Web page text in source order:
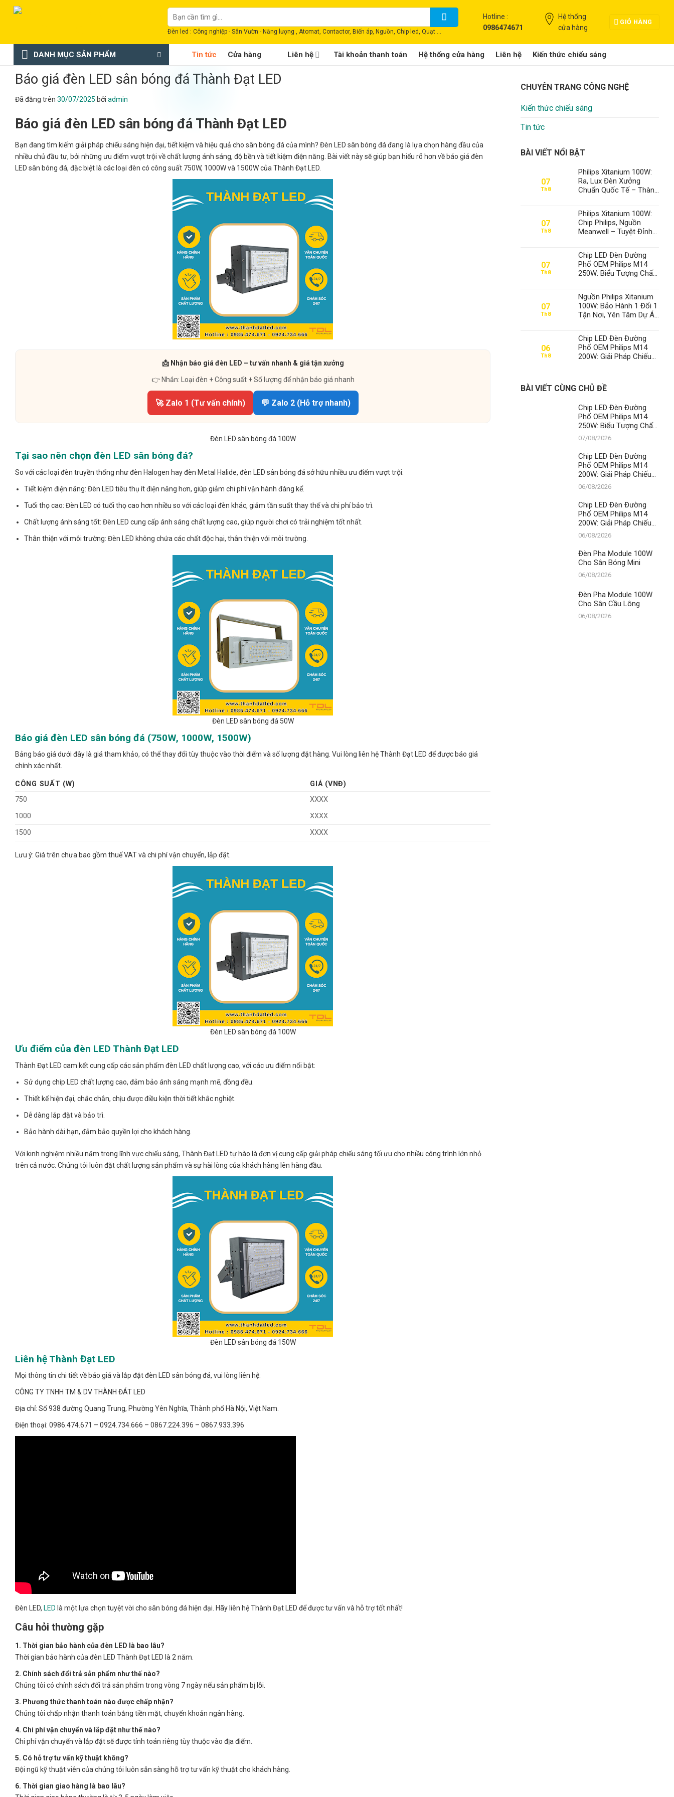
Chuyển
dung
Tìm
kiếm:
Đèn led : Công nghiệp - Sân Vườn - Năng lượng , Atomat, Contactor, Biến áp, Nguồn, Chip led, Quạt ...
Hotline :
0986474671
Hệ thống
cửa hàng
GIỎ HÀNG
DANH MỤC SẢN PHẨM Tin tức Cửa hàng Liên hệ Tài khoản thanh toán Hệ thống cửa hàng Liên hệ Kiến thức chiếu sáng
Báo giá đèn LED sân bóng đá Thành Đạt LED
Đã đăng trên 30/07/2025 bởi admin
Báo giá đèn LED sân bóng đá Thành Đạt LED
Bạn đang tìm kiếm giải pháp chiếu sáng hiện đại, tiết kiệm và hiệu quả cho sân bóng đá của mình? Đèn LED sân bóng đá đang là lựa chọn hàng đầu của
nhiều chủ đầu tư, bởi những ưu điểm vượt trội về chất lượng ánh sáng, độ bền và tiết kiệm điện năng. Bài viết này sẽ giúp bạn hiểu rõ hơn về báo giá đèn
LED sân bóng đá, đặc biệt là các loại đèn có công suất 750W, 1000W và 1500W của Thành Đạt LED.
📩 Nhận báo giá đèn LED – tư vấn nhanh & giá tận xưởng
👉 Nhắn: Loại đèn + Công suất + Số lượng để nhận báo giá nhanh
🚀 Zalo 1 (Tư vấn chính) 💬 Zalo 2 (Hỗ trợ nhanh)
Đèn LED sân bóng đá 100W
Tại sao nên chọn đèn LED sân bóng đá?
So với các loại đèn truyền thống như đèn Halogen hay đèn Metal Halide, đèn LED sân bóng đá sở hữu nhiều ưu điểm vượt trội:
Tiết kiệm điện năng: Đèn LED tiêu thụ ít điện năng hơn, giúp giảm chi phí vận hành đáng kể.
Tuổi thọ cao: Đèn LED có tuổi thọ cao hơn nhiều so với các loại đèn khác, giảm tần suất thay thế và chi phí bảo trì.
Chất lượng ánh sáng tốt: Đèn LED cung cấp ánh sáng chất lượng cao, giúp người chơi có trải nghiệm tốt nhất.
Thân thiện với môi trường: Đèn LED không chứa các chất độc hại, thân thiện với môi trường.
Đèn LED sân bóng đá 50W
Báo giá đèn LED sân bóng đá (750W, 1000W, 1500W)
Bảng báo giá dưới đây là giá tham khảo, có thể thay đổi tùy thuộc vào thời điểm và số lượng đặt hàng. Vui lòng liên hệ Thành Đạt LED để được báo giá
chính xác nhất.
CÔNG SUẤT (W)
GIÁ (VNĐ)
750
XXXX
1000
XXXX
1500
XXXX
Lưu ý: Giá trên chưa bao gồm thuế VAT và chi phí vận chuyển, lắp đặt.
Đèn LED sân bóng đá 100W
Ưu điểm của đèn LED Thành Đạt LED
Thành Đạt LED cam kết cung cấp các sản phẩm đèn LED chất lượng cao, với các ưu điểm nổi bật:
Sử dụng chip LED chất lượng cao, đảm bảo ánh sáng mạnh mẽ, đồng đều.
Thiết kế hiện đại, chắc chắn, chịu được điều kiện thời tiết khắc nghiệt.
Dễ dàng lắp đặt và bảo trì.
Bảo hành dài hạn, đảm bảo quyền lợi cho khách hàng.
Với kinh nghiệm nhiều năm trong lĩnh vực chiếu sáng, Thành Đạt LED tự hào là đơn vị cung cấp giải pháp chiếu sáng tối ưu cho nhiều công trình lớn nhỏ
trên cả nước. Chúng tôi luôn đặt chất lượng sản phẩm và sự hài lòng của khách hàng lên hàng đầu.
Đèn LED sân bóng đá 150W
Liên hệ Thành Đạt LED
Mọi thông tin chi tiết về báo giá và lắp đặt đèn LED sân bóng đá, vui lòng liên hệ:
CÔNG TY TNHH TM & DV THÀNH ĐÁT LED
Địa chỉ: Số 938 đường Quang Trung, Phường Yên Nghĩa, Thành phố Hà Nội, Việt Nam.
Điện thoại: 0986.474.671 – 0924.734.666 – 0867.224.396 – 0867.933.396
Đèn LED, LED là một lựa chọn tuyệt vời cho sân bóng đá hiện đại. Hãy liên hệ Thành Đạt LED để được tư vấn và hỗ trợ tốt nhất!
Câu hỏi thường gặp
1. Thời gian bảo hành của đèn LED là bao lâu?
Thời gian bảo hành của đèn LED Thành Đạt LED là 2 năm.
2. Chính sách đổi trả sản phẩm như thế nào?
Chúng tôi có chính sách đổi trả sản phẩm trong vòng 7 ngày nếu sản phẩm bị lỗi.
3. Phương thức thanh toán nào được chấp nhận?
Chúng tôi chấp nhận thanh toán bằng tiền mặt, chuyển khoản ngân hàng.
4. Chi phí vận chuyển và lắp đặt như thế nào?
Chi phí vận chuyển và lắp đặt sẽ được tính toán riêng tùy thuộc vào địa điểm.
5. Có hỗ trợ tư vấn kỹ thuật không?
Đội ngũ kỹ thuật viên của chúng tôi luôn sẵn sàng hỗ trợ tư vấn kỹ thuật cho khách hàng.
6. Thời gian giao hàng là bao lâu?
CHUYÊN TRANG CÔNG NGHỆ
Kiến thức chiếu sáng
Tin tức
BÀI VIẾT NỔI BẬT
07
Th8
Philips Xitanium 100W:
Ra, Lux Đèn Xưởng
Chuẩn Quốc Tế – Thành
07
Th8
Philips Xitanium 100W:
Chip Philips, Nguồn
Meanwell – Tuyệt Đỉnh
07
Th8
Chip LED Đèn Đường
Phố OEM Philips M14
250W: Biểu Tượng Chất
Thế Số 1 Của Thành Đạt
LED
07
Th8
Nguồn Philips Xitanium
100W: Bảo Hành 1 Đổi 1
Tận Nơi, Yên Tâm Dự Án
06
Th8
Chip LED Đèn Đường
Phố OEM Philips M14
200W: Giải Pháp Chiếu
Thành Đạt LED
BÀI VIẾT CÙNG CHỦ ĐỀ
Chip LED Đèn Đường
Phố OEM Philips M14
250W: Biểu Tượng Chất
Lượng, Khẳng Định Vị
Thế Số 1 Của Thành Đạt
LED
07/08/2026
Chip LED Đèn Đường
Phố OEM Philips M14
200W: Giải Pháp Chiếu
Sáng Đỉnh Cao, Khẳng
Định Vị Thế Số 1 Của
Thành Đạt LED
06/08/2026
Chip LED Đèn Đường
Phố OEM Philips M14
200W: Giải Pháp Chiếu
Sáng Đỉnh Cao, Khẳng
Định Vị Thế Số 1 Của
Thành Đạt LED
06/08/2026
Đèn Pha Module 100W
Cho Sân Bóng Mini
06/08/2026
Đèn Pha Module 100W
Cho Sân Cầu Lông
06/08/2026